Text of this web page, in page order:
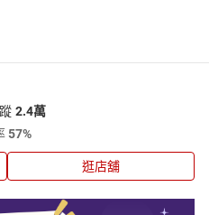
2.4萬
57%
逛店舖